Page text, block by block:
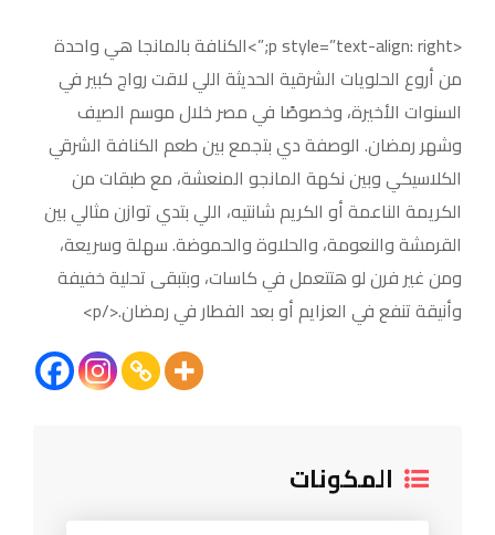
<p style=”text-align: right;”>الكنافة بالمانجا هي واحدة
من أروع الحلويات الشرقية الحديثة اللي لاقت رواج كبير في
السنوات الأخيرة، وخصوصًا في مصر خلال موسم الصيف
وشهر رمضان. الوصفة دي بتجمع بين طعم الكنافة الشرقي
الكلاسيكي وبين نكهة المانجو المنعشة، مع طبقات من
الكريمة الناعمة أو الكريم شانتيه، اللي بتدي توازن مثالي بين
القرمشة والنعومة، والحلاوة والحموضة. سهلة وسريعة،
ومن غير فرن لو هتتعمل في كاسات، وبتبقى تحلية خفيفة
وأنيقة تنفع في العزايم أو بعد الفطار في رمضان.</p>
المكونات